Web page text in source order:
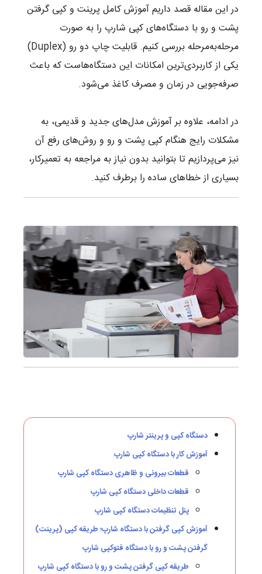
در این مقاله قصد داریم آموزش کامل پرینت و کپی گرفتن
پشت و رو با دستگاه‌های کپی شارپ را به صورت
مرحله‌به‌مرحله بررسی کنیم. قابلیت چاپ دو رو (Duplex)
یکی از کاربردی‌ترین امکانات این دستگاه‌هاست که باعث
صرفه‌جویی در زمان و مصرف کاغذ می‌شود.
در ادامه، علاوه بر آموزش مدل‌های جدید و قدیمی، به
مشکلات رایج هنگام کپی پشت و رو و روش‌های رفع آن
نیز می‌پردازیم تا بتوانید بدون نیاز به مراجعه به تعمیرکار،
بسیاری از خطاهای ساده را برطرف کنید.
دستگاه کپی و پرینتر شارپ
آموزش کار با دستگاه کپی شارپ
قطعات بیرونی و ظاهری دستگاه کپی شارپ
قطعات داخلی دستگاه کپی شارپ
پنل تنظیمات دستگاه کپی شارپ
آموزش کپی گرفتن با دستگاه شارپ؛ طریقه کپی (پرینت)
گرفتن پشت و رو با دستگاه فتوکپی شارپ
طریقه کپی گرفتن پشت و رو با دستگاه کپی شارپ